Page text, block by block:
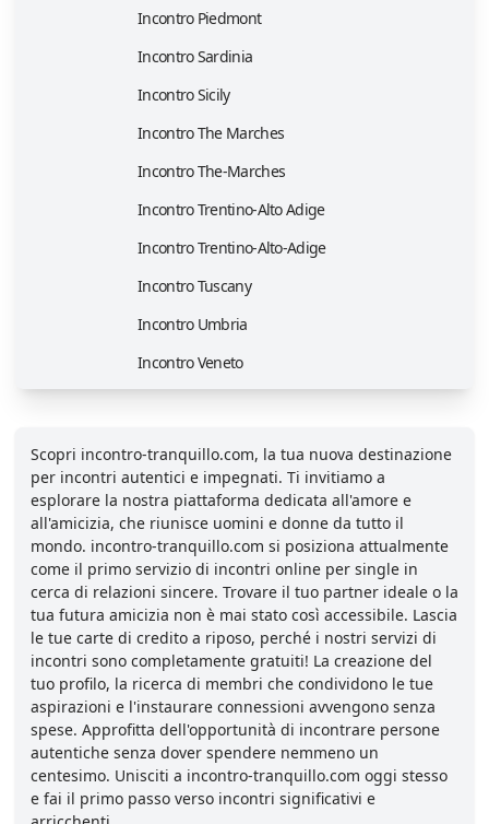
Incontro Piedmont
Incontro Sardinia
Incontro Sicily
Incontro The Marches
Incontro The-Marches
Incontro Trentino-Alto Adige
Incontro Trentino-Alto-Adige
Incontro Tuscany
Incontro Umbria
Incontro Veneto
Scopri incontro-tranquillo.com, la tua nuova destinazione
per incontri autentici e impegnati. Ti invitiamo a
esplorare la nostra piattaforma dedicata all'amore e
all'amicizia, che riunisce uomini e donne da tutto il
mondo. incontro-tranquillo.com si posiziona attualmente
come il primo servizio di incontri online per single in
cerca di relazioni sincere. Trovare il tuo partner ideale o la
tua futura amicizia non è mai stato così accessibile. Lascia
le tue carte di credito a riposo, perché i nostri servizi di
incontri sono completamente gratuiti! La creazione del
tuo profilo, la ricerca di membri che condividono le tue
aspirazioni e l'instaurare connessioni avvengono senza
spese. Approfitta dell'opportunità di incontrare persone
autentiche senza dover spendere nemmeno un
centesimo. Unisciti a incontro-tranquillo.com oggi stesso
e fai il primo passo verso incontri significativi e